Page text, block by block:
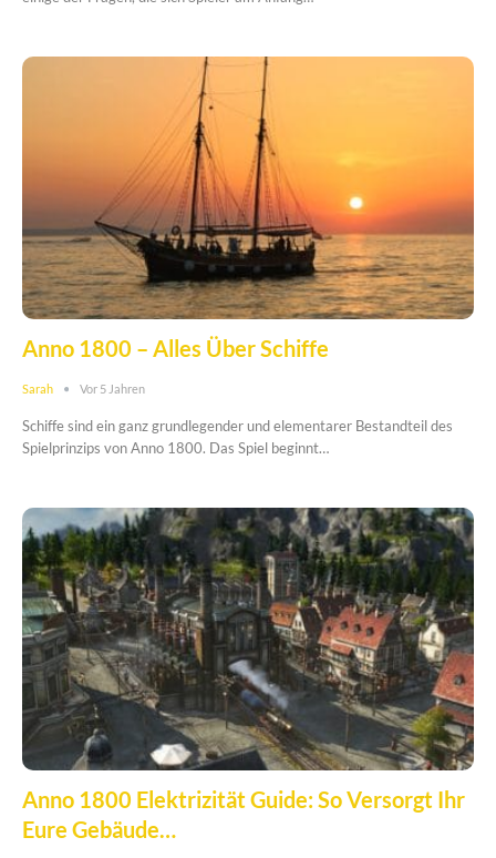
Anno 1800 – Alles Über Schiffe
Sarah Vor 5 Jahren
Schiffe sind ein ganz grundlegender und elementarer Bestandteil des
Spielprinzips von Anno 1800. Das Spiel beginnt…
Anno 1800 Elektrizität Guide: So Versorgt Ihr
Eure Gebäude…